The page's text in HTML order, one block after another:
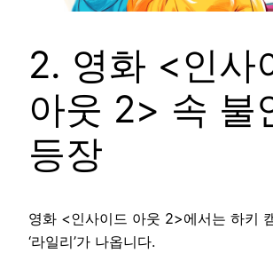
2. 영화 <인사
아웃 2> 속 불
등장
영화 <인사이드 아웃 2>에서는 하키
‘라일리’가 나옵니다.